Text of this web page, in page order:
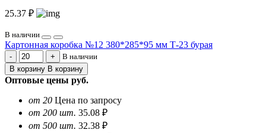
25.37 ₽
В наличии
Картонная коробка №12 380*285*95 мм Т-23 бурая
В наличии
В корзину В корзину
Оптовые цены руб.
от 20 Цена по запросу
от 200 шт. 35.08 ₽
от 500 шт. 32.38 ₽